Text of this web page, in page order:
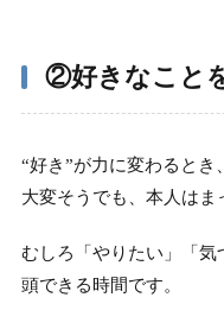
②好きなこと
“好き”が力に変わると
大変そうでも、本人はま
むしろ「やりたい」「
頭できる時間です。